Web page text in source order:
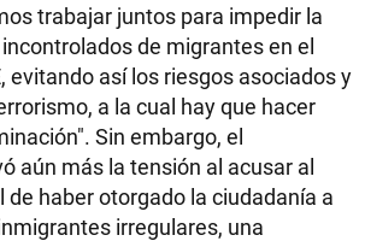
trabajar juntos para impedir la
de migrantes en el
evitando así los riesgos asociados y
a la cual hay que hacer
Sin embargo, el
aún más la tensión al acusar al
de haber otorgado la ciudadanía a
irregulares, una